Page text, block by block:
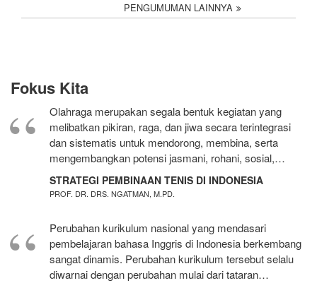
PENGUMUMAN LAINNYA
Fokus Kita
Olahraga merupakan segala bentuk kegiatan yang
melibatkan pikiran, raga, dan jiwa secara terintegrasi
dan sistematis untuk mendorong, membina, serta
mengembangkan potensi jasmani, rohani, sosial,…
STRATEGI PEMBINAAN TENIS DI INDONESIA
PROF. DR. DRS. NGATMAN, M.PD.
Perubahan kurikulum nasional yang mendasari
pembelajaran bahasa Inggris di Indonesia berkembang
sangat dinamis. Perubahan kurikulum tersebut selalu
diwarnai dengan perubahan mulai dari tataran…